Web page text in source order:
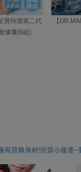
寶特濃第二代
膠囊(6組)
【
有苗條身材!拒當小腹婆~